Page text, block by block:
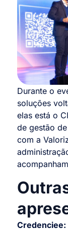
Durante o
soluções
elas está o
de gestão
com a
Credenciee: